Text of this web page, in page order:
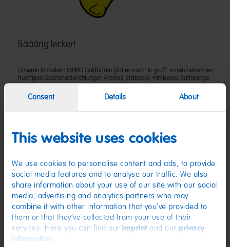
Consent Details About
This website uses cookies
We use cookies to personalise content and ads, to provide
social media features and to analyse our traffic. We also
share information about your use of our site with our social
media, advertising and analytics partners who may
combine it with other information that you’ve provided to
them or that they’ve collected from your use of their
services. Here you can find our imprintand our privacy
information
Bääärig lecker!
Unseren Klassiker HARIBO Goldbären gibt es auch "in groß" in den bekannten
fruchtigen Geschmacksrichtungen Ananas, Erdbeere, Himbeere, Saftorange
Säuerungsmittel: Citronensäure; Frucht- und Pflanzenkonzentrate: Saflor,
Bienenwachs weiß und gelb. Kann Spuren von MILCH, WEIZEN enthalten.
Nährwerte
Nährwerte pro 100 g
Energie: 1459 kJ/343 kcal
Fett: <0,5 g